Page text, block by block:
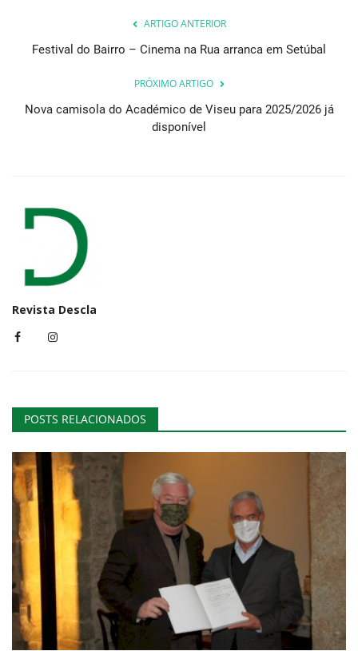
ARTIGO ANTERIOR
Festival do Bairro – Cinema na Rua arranca em Setúbal
PRÓXIMO ARTIGO
Nova camisola do Académico de Viseu para 2025/2026 já
disponível
Revista Descla
POSTS RELACIONADOS